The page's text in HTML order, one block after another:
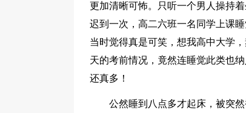
更加清晰可怖。只听一个男人操持
迟到一次，高二六班一名同学上课
当时觉得真是可笑，想我高中大学
天的考前情况，竟然连睡觉此类也
还真多！
公然睡到八点多才起床，被突